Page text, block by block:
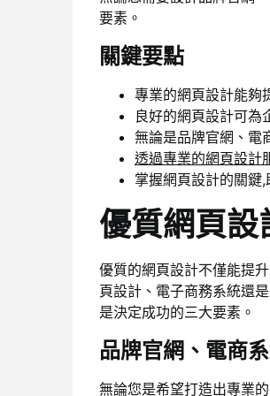
要素。
關鍵要點
專業的網頁設計能夠
良好的網頁設計可為
無論是品牌官網、電
透過專業的網頁設計
掌握網頁設計的關鍵
優質網頁設
優質的網頁設計不僅能提
頁設計、電子商務系統還
是決定成功的三大要素。
品牌官網、電商
無論您是希望打造出專業